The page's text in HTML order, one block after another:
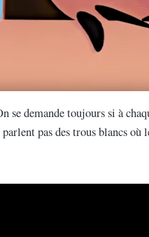
se demande toujours si à
pas des trous blancs où